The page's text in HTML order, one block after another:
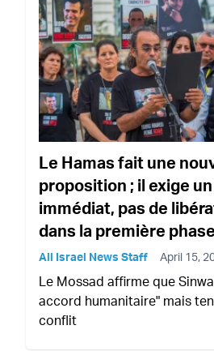
Le Hamas fait une
proposition ; il exige
immédiat, pas de
dans la première
All Israel News Staff April 15,
Le Mossad affirme que
accord humanitaire" mais
conflit